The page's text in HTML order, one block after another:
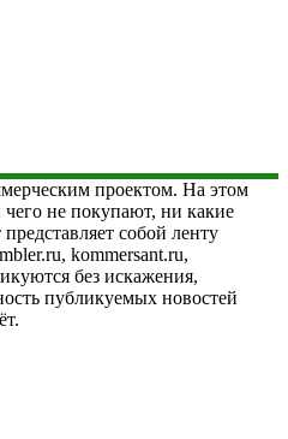
проектом. На этом
не покупают, ни какие
собой ленту
kommersant.ru,
без искажения,
публикуемых новостей